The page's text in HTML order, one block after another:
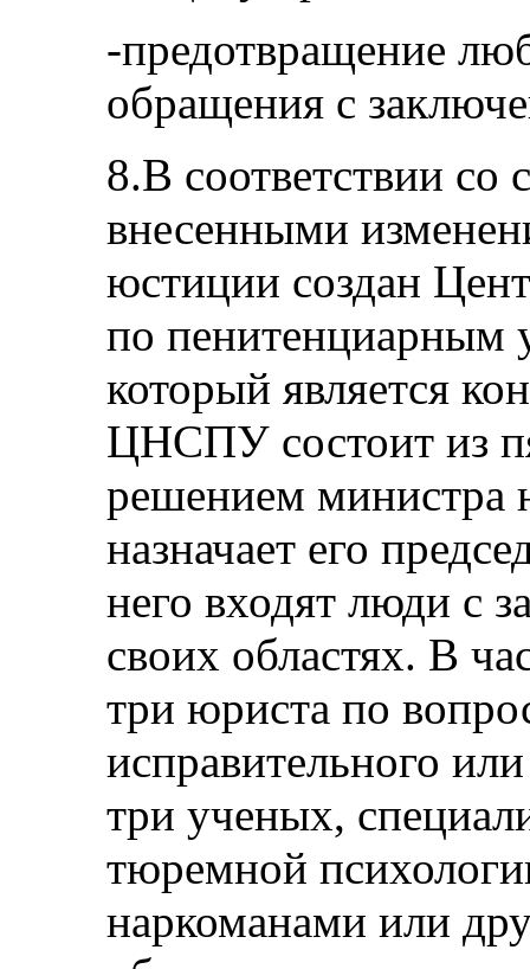
-предотвращение
обращения с
8.В соответствии со
внесенными
юстиции создан
по
который является
ЦНСПУ состоит из
решением министра
назначает его
него входят люди с
своих областях. В
три юриста по
исправительного
три ученых,
тюремной
наркоманами или